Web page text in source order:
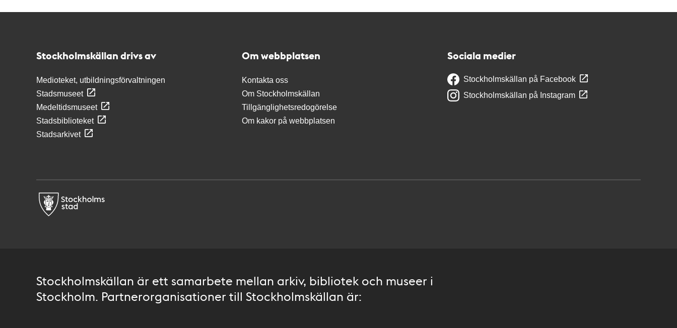
Stockholmskällan drivs av
Medioteket, utbildningsförvaltningen
Stadsmuseet
Medeltidsmuseet
Stadsbiblioteket
Stadsarkivet
Om webbplatsen
Kontakta oss
Om Stockholmskällan
Tillgänglighetsredogörelse
Om kakor på webbplatsen
Sociala medier
Stockholmskällan på Facebook
Stockholmskällan på Instagram
Stockholmskällan är ett samarbete mellan arkiv, bibliotek och museer i
Stockholm. Partnerorganisationer till Stockholmskällan är: